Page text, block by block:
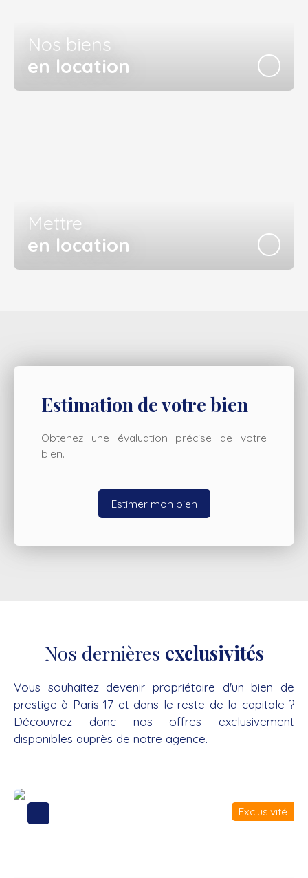
Nos biens
en location
Mettre
en location
Estimation de votre bien
Obtenez une évaluation précise de votre
bien.
Estimer mon bien
Nos dernières exclusivités
Vous souhaitez devenir propriétaire d'un bien de
prestige à Paris 17 et dans le reste de la capitale ?
Découvrez donc nos offres exclusivement
disponibles auprès de notre agence.
Exclusivité